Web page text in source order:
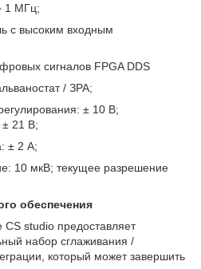
1 МГц;
с высоким входным
сигналов FPGA DDS
/ ЗРА;
± 10 В;
± 21 В;
± 2 А;
10 мкВ; текущее разрешение
обеспечения
studio предоставляет
набор сглаживания /
который может завершить